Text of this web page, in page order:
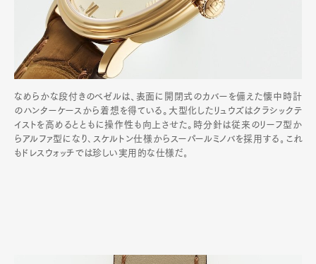
なめらかな段付きのベゼルは、表面に開閉式のカバーを備えた懐中時計
のハンターケースから着想を得ている。大型化したリュウズはクラシックテ
イストを高めるとともに操作性も向上させた。時分針は従来のリーフ型か
らアルファ型になり､スケルトン仕様からスーパールミノバを採用する｡これ
もドレスウォッチでは珍しい実用的な仕様だ｡